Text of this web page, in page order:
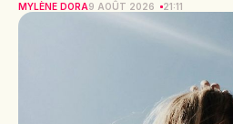
MYLÈNE DORA9 AOÛT 2026 21:11